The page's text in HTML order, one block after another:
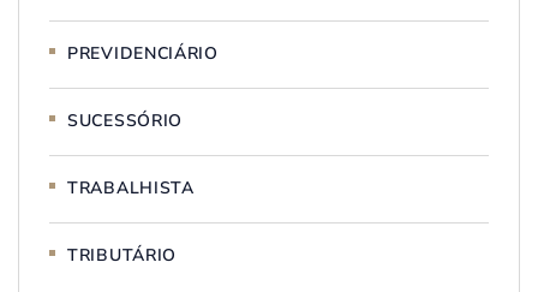
PREVIDENCIÁRIO
SUCESSÓRIO
TRABALHISTA
TRIBUTÁRIO